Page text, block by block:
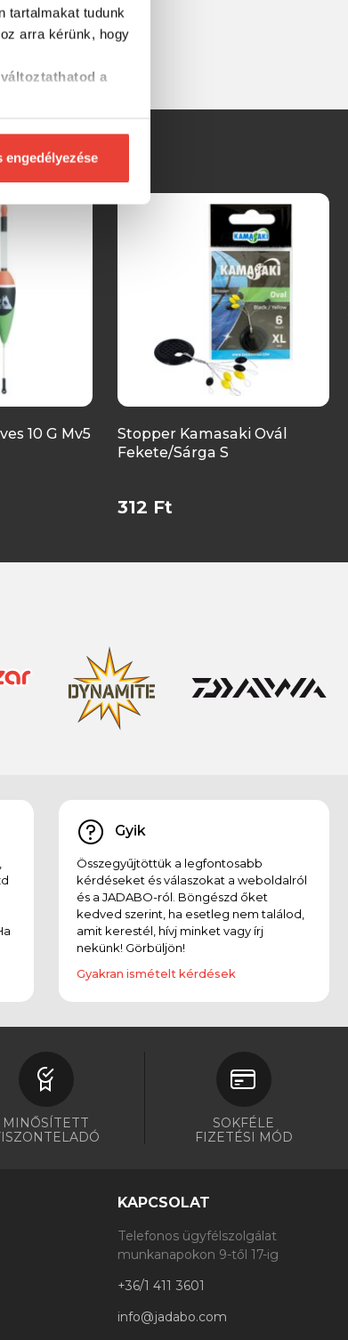
tartalmakat tudunk
arra kérünk, hogy
a
engedélyezése
10 G Mv5
Stopper Kamasaki Ovál
Fekete/Sárga S
312 Ft
Gyik
Összegyűjtöttük a legfontosabb
kérdéseket és válaszokat a weboldalról
és a JADABO-ról. Böngészd őket
kedved szerint, ha esetleg nem találod,
amit kerestél, hívj minket vagy írj
nekünk! Görbüljön!
Gyakran ismételt kérdések
MINŐSÍTETT
SOKFÉLE
FIZETÉSI MÓD
KAPCSOLAT
Telefonos ügyfélszolgálat
munkanapokon 9-től 17-ig
+36/1 411 3601
info@jadabo.com